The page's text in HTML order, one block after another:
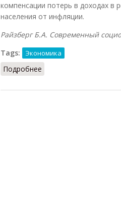
компенсации потерь в доходах в
населения от инфляции.
Райзберг Б.А. Современный
Tags:
Экономика
Подробнее